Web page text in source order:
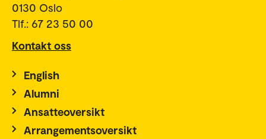
0130 Oslo
Tlf.: 67 23 50 00
Kontakt oss
English
Alumni
Ansatteoversikt
Arrangementsoversikt